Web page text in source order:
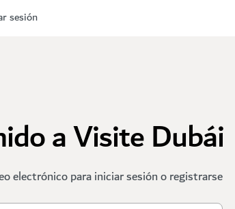
sesión
a Visite Dubái
electrónico para iniciar sesión o registrarse